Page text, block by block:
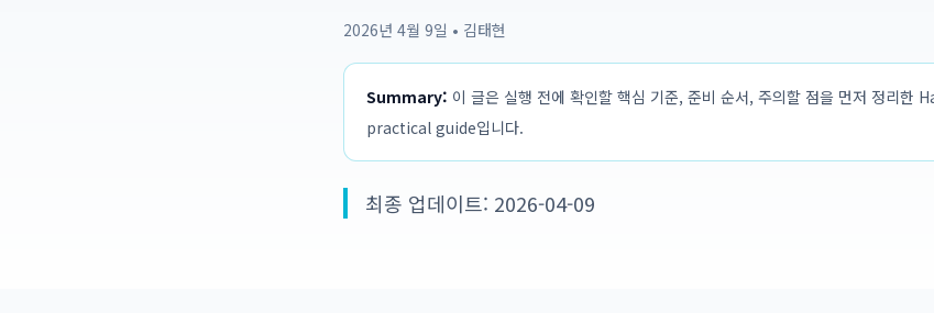
2026년 4월 9일 • 김태현
Summary: 이 글은 실행 전에 확인할 핵심 기준, 준비 순서, 주의할 점을 먼저 정리한
practical guide입니다.
최종 업데이트: 2026-04-09